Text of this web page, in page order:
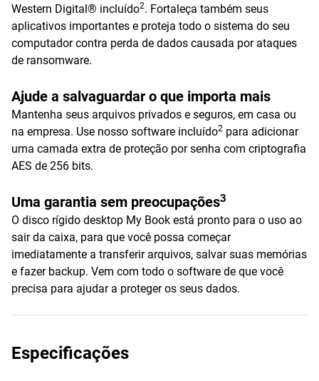
Western Digital® incluído2. Fortaleça também seus
aplicativos importantes e proteja todo o sistema do seu
computador contra perda de dados causada por ataques
de ransomware.
Ajude a salvaguardar o que importa mais
Mantenha seus arquivos privados e seguros, em casa ou
na empresa. Use nosso software incluído2 para adicionar
uma camada extra de proteção por senha com criptografia
AES de 256 bits.
Uma garantia sem preocupações3
O disco rígido desktop My Book está pronto para o uso ao
sair da caixa, para que você possa começar
imediatamente a transferir arquivos, salvar suas memórias
e fazer backup. Vem com todo o software de que você
precisa para ajudar a proteger os seus dados.
Especificações